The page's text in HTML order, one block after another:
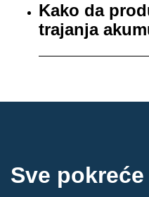
Kako da
trajanja
Sve pokreće